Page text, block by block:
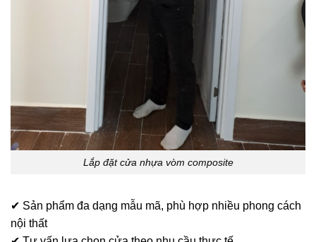
Lắp đặt cửa nhựa vòm composite
✔ Sản phẩm đa dạng mẫu mã, phù hợp nhiều phong cách
nội thất